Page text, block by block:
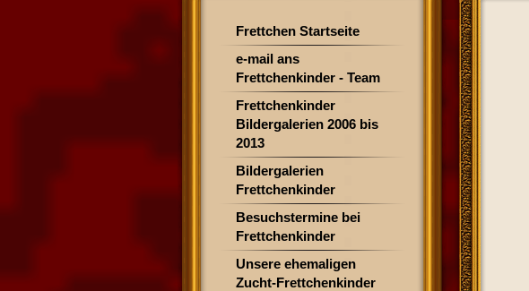
Frettchen Startseite
e-mail ans
Frettchenkinder - Team
Frettchenkinder
Bildergalerien 2006 bis
2013
Bildergalerien
Frettchenkinder
Besuchstermine bei
Frettchenkinder
Unsere ehemaligen
Zucht-Frettchenkinder